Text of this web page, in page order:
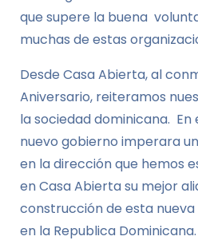
que supere la buena
muchas de estas
Desde Casa Abierta, al
Aniversario, reiteramos
la sociedad dominicana. En
nuevo gobierno imperara
en la dirección que hemos
en Casa Abierta su mejor
construcción de esta
en la Republica Dominicana.